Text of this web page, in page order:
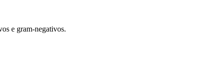
e gram-negativos.